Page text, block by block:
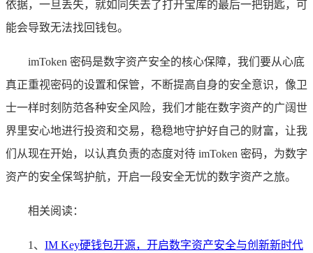
依据，一旦丢失，就如同失去了打开宝库的最后一把钥匙，可
能会导致无法找回钱包。
imToken 密码是数字资产安全的核心保障，我们要从心底
真正重视密码的设置和保管，不断提高自身的安全意识，像卫
士一样时刻防范各种安全风险，我们才能在数字资产的广阔世
界里安心地进行投资和交易，稳稳地守护好自己的财富，让我
们从现在开始，以认真负责的态度对待 imToken 密码，为数字
资产的安全保驾护航，开启一段安全无忧的数字资产之旅。
相关阅读：
1、 IM Key硬钱包开源，开启数字资产安全与创新新时代